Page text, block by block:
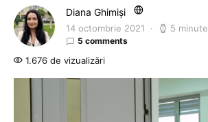
Diana Ghimiși
14 octombrie 2021 5
5 comments
1.676 de vizualizări